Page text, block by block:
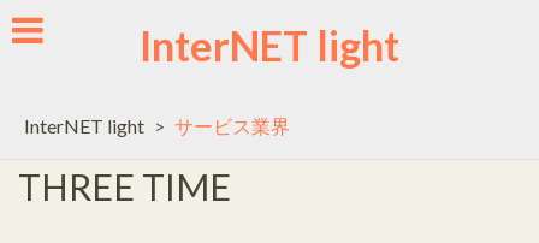
Skip
to
InterNET light
InterNET light > サービス業界
THREE TIME